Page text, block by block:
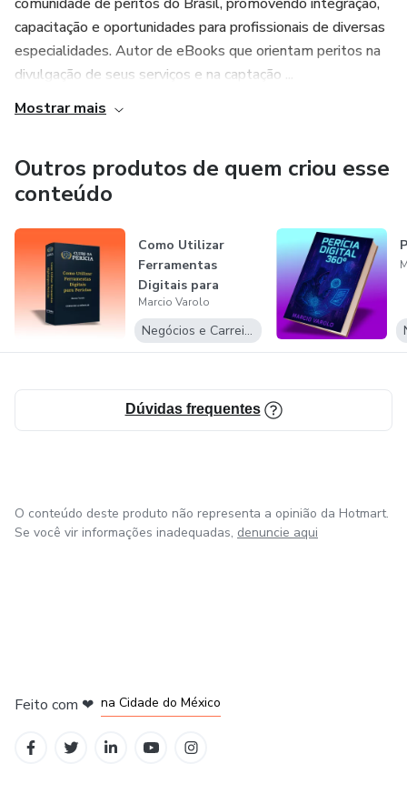
capacitação e oportunidades para profissionais de diversas
especialidades. Autor de eBooks que orientam peritos na
divulgação de seus serviços e na captação ...
Mostrar mais
Outros produtos de quem criou esse
conteúdo
Como Utilizar
Ferramentas
Digitais para
Perícias
Marcio Varolo
Negócios e Carreira
Dúvidas frequentes
O conteúdo deste produto não representa a opinião da Hotmart.
Se você vir informações inadequadas, denuncie aqui
Feito com ❤ na Cidade do México